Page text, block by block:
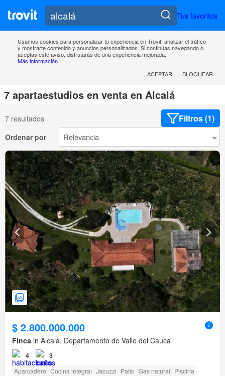
Tus favoritos
Usamos cookies para personalizar tu experiencia en Trovit, analizar el tráfico
y mostrarte contenido y anuncios personalizados. Si continúas navegando o
aceptas este aviso, disfrutarás de una experiencia mejorada.
Más información
ACEPTAR
BLOQUEAR
7 apartaestudios en venta en Alcalá
7 resultados Filtros (1)
Ordenar por
$ 2.800.000.000
Finca in Alcalá, Departamento de Valle del Cauca
4 3
Aparcadero Cocina integral Jacuzzi Patio Gas natural Piscina